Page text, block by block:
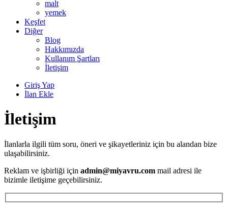
malt
yemek
Keşfet
Diğer
Blog
Hakkımızda
Kullanım Şartları
İletişim
Giriş Yap
İlan Ekle
İletişim
İlanlarla ilgili tüm soru, öneri ve şikayetleriniz için bu alandan bize
ulaşabilirsiniz.
Reklam ve işbirliği için admin@miyavru.com mail adresi ile
bizimle iletişime geçebilirsiniz.